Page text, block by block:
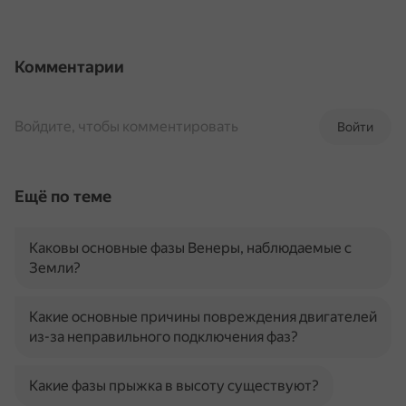
Комментарии
Войти
Войдите, чтобы комментировать
Ещё по теме
Каковы основные фазы Венеры, наблюдаемые с
Земли?
Какие основные причины повреждения двигателей
из-за неправильного подключения фаз?
Какие фазы прыжка в высоту существуют?